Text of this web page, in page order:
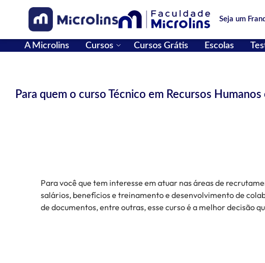
Pular para o conteúdo
Seja um
A Microlins Cursos Cursos Grátis Escolas
Para quem o curso Técnico em Recursos
Para você que tem interesse em atuar nas áreas de
salários, benefícios e treinamento e desenvolvimento de
de documentos, entre outras, esse curso é a melhor decisão